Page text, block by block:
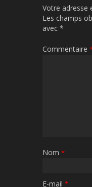
Votre adresse
Les champs
avec *
Commentaire
Nom *
E-mail *